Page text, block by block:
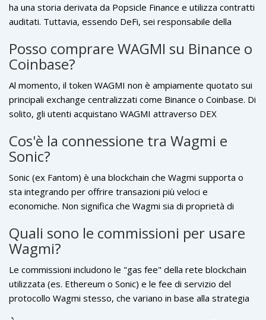
ha una storia derivata da Popsicle Finance e utilizza contratti
auditati. Tuttavia, essendo DeFi, sei responsabile della
(wagmi.com) e verifica gli indirizzi dei contratti. Non esiste
una garanzia assoluta contro bug futuri o attacchi di phishing
Posso comprare WAGMI su Binance o
Coinbase?
Al momento, il token WAGMI non è ampiamente quotato sui
principali exchange centralizzati come Binance o Coinbase. Di
solito, gli utenti acquistano WAGMI attraverso DEX
oppure tramite aggregator che supportano il token.
Controlla sempre la disponibilità attuale su piattaforme di
Cos'è la connessione tra Wagmi e
Sonic?
Sonic (ex Fantom) è una blockchain che Wagmi supporta o
sta integrando per offrire transazioni più veloci e
economiche. Non significa che Wagmi sia di proprietà di
l'esperienza utente riducendo i gas fee rispetto ad
Ethereum mainnet.
Quali sono le commissioni per usare
Wagmi?
Le commissioni includono le "gas fee" della rete blockchain
utilizzata (es. Ethereum o Sonic) e le fee di servizio del
protocollo Wagmi stesso, che variano in base alla strategia